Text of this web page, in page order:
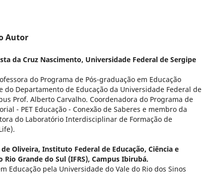
Autor
da Cruz Nascimento, Universidade Federal de Sergipe
do Programa de Pós-graduação em Educação
e do Departamento de Educação da Universidade Federal de
Prof. Alberto Carvalho. Coordenadora do Programa de
- PET Educação - Conexão de Saberes e membro da
do Laboratório Interdisciplinar de Formação de
de Oliveira, Instituto Federal de Educação, Ciência e
Rio Grande do Sul (IFRS), Campus Ibirubá.
Educação pela Universidade do Vale do Rio dos Sinos